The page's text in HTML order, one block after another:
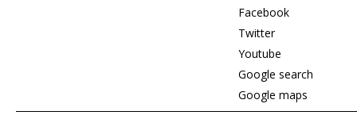
Facebook
Twitter
Youtube
Google search
Google maps